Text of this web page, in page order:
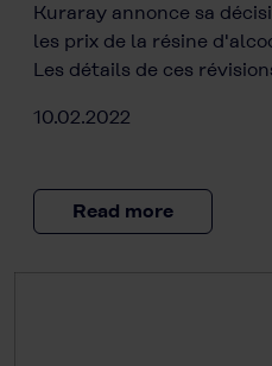
Kuraray annonce sa
les prix de la résine
Les détails de ces
10.02.2022
Read more